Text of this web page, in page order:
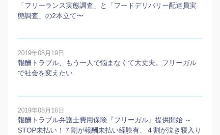
「フリーランス実態調査」と「フードデリバリー配達員実
態調査」の2本⽴て〜
2019年08月19日
報酬トラブル、もう一人で悩まなくて大丈夫。フリーガル
で社会を変えたい
2019年08月16日
報酬トラブル弁護士費用保険『フリーガル』提供開始 ～
STOP未払い！７割が報酬未払い経験有、４割が泣き寝入り